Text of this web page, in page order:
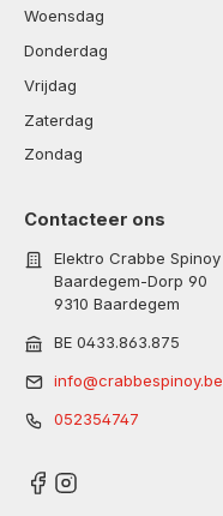
Woensdag
Donderdag
Vrijdag
Zaterdag
Zondag
Contacteer ons
Elektro Crabbe Spinoy
Baardegem-Dorp 90
9310 Baardegem
BE 0433.863.875
info@crabbespinoy.be
052354747